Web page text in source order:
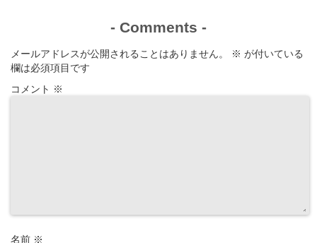
- Comments -
メールアドレスが公開されることはありません。 ※ が付いている
欄は必須項目です
コメント ※
名前 ※